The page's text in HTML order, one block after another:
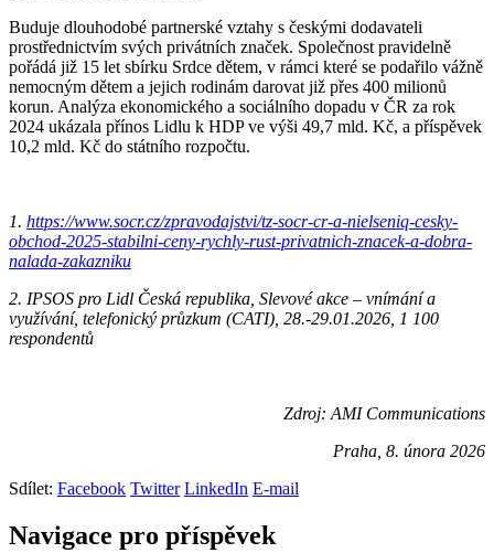
Buduje dlouhodobé partnerské vztahy s českými dodavateli
prostřednictvím svých privátních značek. Společnost pravidelně
pořádá již 15 let sbírku Srdce dětem, v rámci které se podařilo vážně
nemocným dětem a jejich rodinám darovat již přes 400 milionů
korun. Analýza ekonomického a sociálního dopadu v ČR za rok
2024 ukázala přínos Lidlu k HDP ve výši 49,7 mld. Kč, a příspěvek
10,2 mld. Kč do státního rozpočtu.
1. https://www.socr.cz/zpravodajstvi/tz-socr-cr-a-nielseniq-cesky-
obchod-2025-stabilni-ceny-rychly-rust-privatnich-znacek-a-dobra-
nalada-zakazniku
2. IPSOS pro Lidl Česká republika, Slevové akce – vnímání a
využívání, telefonický průzkum (CATI), 28.-29.01.2026, 1 100
respondentů
Zdroj: AMI Communications
Praha, 8. února 2026
Sdílet: Facebook Twitter LinkedIn E-mail
Navigace pro příspěvek